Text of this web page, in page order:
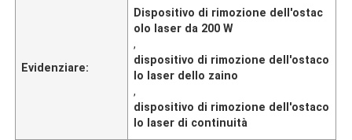
Evidenziare:
Dispositivo di rimozione dell'ostac
olo laser da 200 W
,
dispositivo di rimozione dell'ostaco
lo laser dello zaino
,
dispositivo di rimozione dell'ostaco
lo laser di continuità